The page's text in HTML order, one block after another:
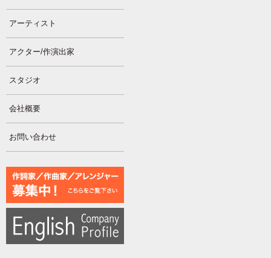
アーティスト
アクター/作演出家
スタジオ
会社概要
お問い合わせ